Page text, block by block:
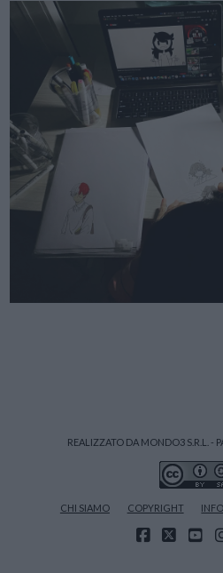
REALIZZATO DA MONDO3 S.R.L. -
CHI SIAMO COPYRIGHT